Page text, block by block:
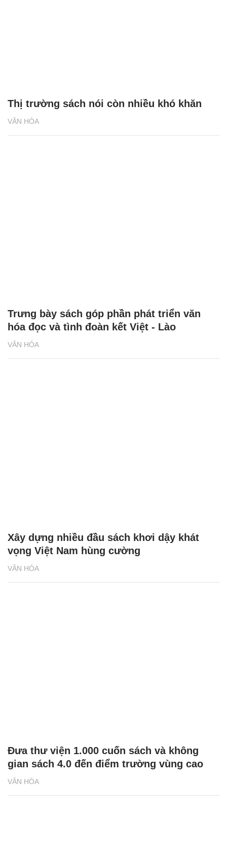
VĂN HÓA
Thị trường sách nói còn nhiều khó khăn
VĂN HÓA
Trưng bày sách góp phần phát triển văn
hóa đọc và tình đoàn kết Việt - Lào
VĂN HÓA
Xây dựng nhiều đầu sách khơi dậy khát
vọng Việt Nam hùng cường
VĂN HÓA
Đưa thư viện 1.000 cuốn sách và không
gian sách 4.0 đến điểm trường vùng cao